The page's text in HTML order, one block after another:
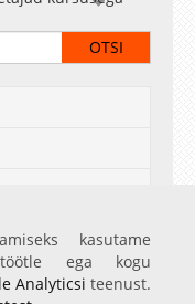
tudengid.
eriala
kasutame
ega kogu
Analyticsi teenust.